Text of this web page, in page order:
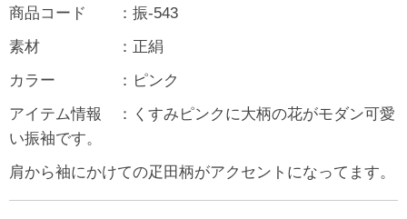
商品コード ：振-543
素材 ：正絹
カラー ：ピンク
アイテム情報 ：くすみピンクに大柄の花がモダン可愛
い振袖です。
肩から袖にかけての疋田柄がアクセントになってます。